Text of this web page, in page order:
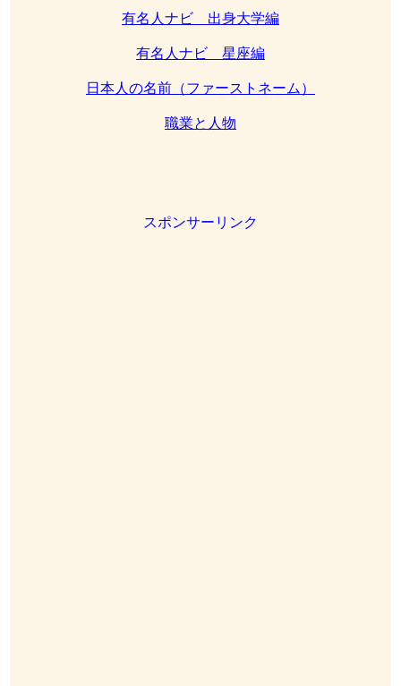
有名人ナビ 出身大学編
有名人ナビ 星座編
日本人の名前（ファーストネーム）
職業と人物
スポンサーリンク